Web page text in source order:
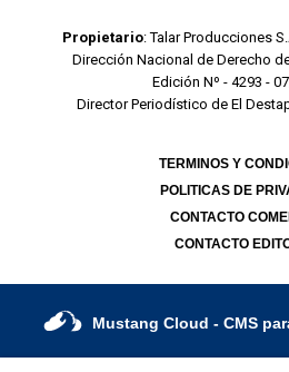
Propietario: Talar Producciones
Dirección Nacional de Derecho
Edición Nº - 4293 -
Director Periodístico de El
TERMINOS Y
POLITICAS DE
CONTACTO
CONTACTO
Mustang Cloud - CMS